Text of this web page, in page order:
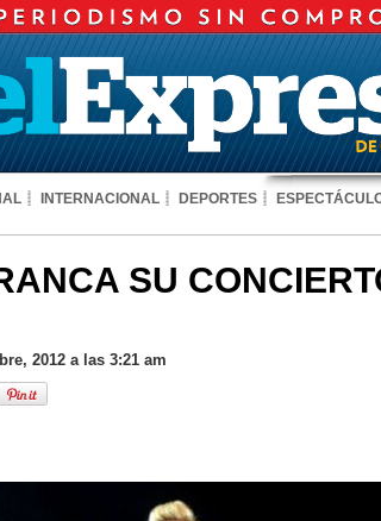
INTERNACIONAL DEPORTES
SU
2012 a las 3:21 am